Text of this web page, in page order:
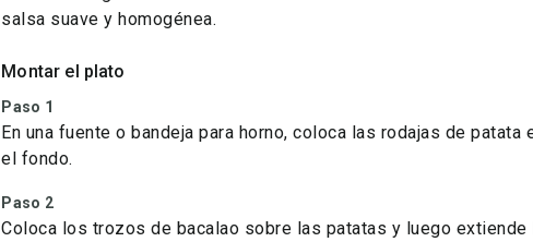
salsa suave y homogénea.
Montar el plato
Paso 1
En una fuente o bandeja para horno, coloca las rodajas de patata
el fondo.
Paso 2
Coloca los trozos de bacalao sobre las patatas y luego extiende